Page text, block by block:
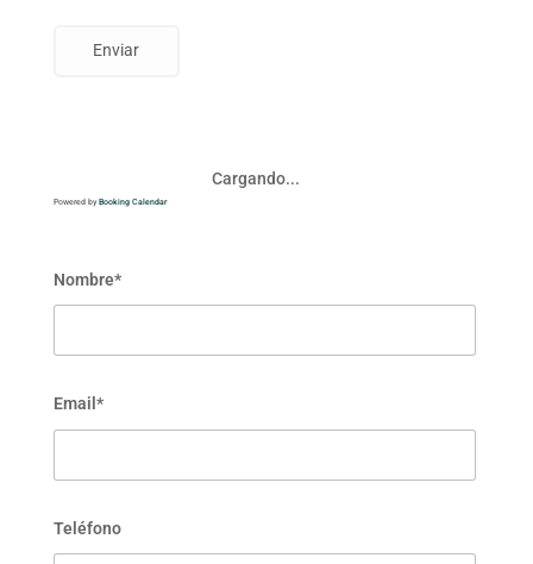
Cargando...
Powered by Booking Calendar
Nombre*
Email*
Teléfono